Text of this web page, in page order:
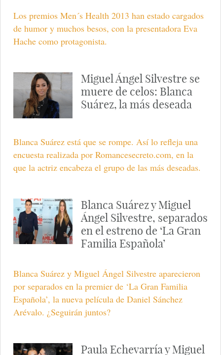
Los premios Men´s Health 2013 han estado cargados
de humor y muchos besos, con la presentadora Eva
Hache como protagonista.
Miguel Ángel Silvestre se
muere de celos: Blanca
Suárez, la más deseada
Blanca Suárez está que se rompe. Así lo refleja una
encuesta realizada por Romancesecreto.com, en la
que la actriz encabeza el grupo de las más deseadas.
Blanca Suárez y Miguel
Ángel Silvestre, separados
en el estreno de ‘La Gran
Familia Española’
Blanca Suárez y Miguel Ángel Silvestre aparecieron
por separados en la premier de ‘La Gran Familia
Española’, la nueva película de Daniel Sánchez
Arévalo. ¿Seguirán juntos?
Paula Echevarría y Miguel